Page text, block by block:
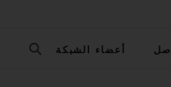
أعضاء الشبكة